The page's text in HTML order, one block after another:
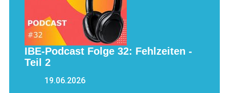
IBE-Podcast Folge 32: Fehlzeiten -
Teil 2
19.06.2026